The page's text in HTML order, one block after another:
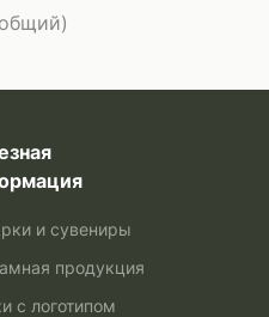
и сувениры
продукция
с логотипом